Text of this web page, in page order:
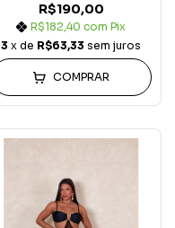
R$190,00
R$182,40com Pix
3 x de R$63,33 sem juros
COMPRAR